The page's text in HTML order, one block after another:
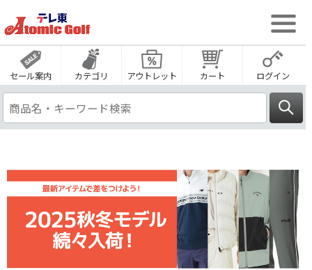
セール案内 カテゴリ アウトレット カート ログイン